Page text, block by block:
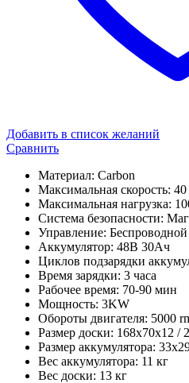
Добавить в список желаний
Сравнить
Материал: Carbon
Максимальная скорость:
Максимальная нагрузка:
Система безопасности:
Управление: Беспроводной
Аккумулятор: 48В 30Ач
Циклов подзарядки
Время зарядки: 3 часа
Рабочее время: 70-90 мин
Мощность: 3KW
Обороты двигателя: 5000
Размер доски: 168х70х12 /
Размер аккумулятора:
Вес аккумулятора: 11 кг
Вес доски: 13 кг